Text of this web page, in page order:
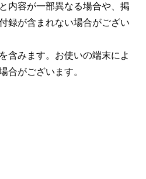
内容が一部異なる場合や、掲
録が含まれない場合がござい
含みます。お使いの端末によ
合がございます。